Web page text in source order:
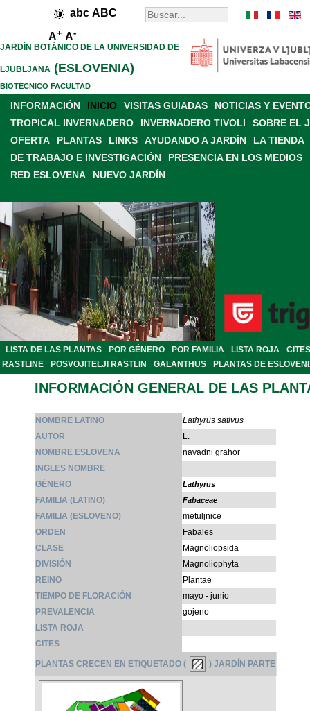
abc ABC
A+ A-
JARDÍN BOTÁNICO DE LA UNIVERSIDAD DE
LJUBLJANA (ESLOVENIA)
BIOTECNICO FACULTAD
INFORMACIÓN INICIO VISITAS GUIADAS
NOTICIAS Y
TROPICAL INVERNADERO
INVERNADERO TIVOLI
SOBRE EL
OFERTA
PLANTAS LINKS AYUDANDO A JARDÍN
LA TIENDA
DE TRABAJO E INVESTIGACIÓN
PRESENCIA EN LOS MEDIOS
RED ESLOVENA
NUEVO JARDÍN
LISTA DE LAS PLANTAS POR GÉNERO POR FAMILIA LISTA ROJA
CITES
RASTLINE
POSVOJITELJI RASTLIN GALANTHUS PLANTAS DE
INFORMACIÓN GENERAL DE LAS
NOMBRE LATINO
Lathyrus sativus
AUTOR
L.
NOMBRE ESLOVENA
navadni grahor
INGLES NOMBRE
GÉNERO
Lathyrus
FAMILIA (LATINO) Fabaceae
FAMILIA (ESLOVENO)
metuljnice
ORDEN
Fabales
CLASE
Magnoliopsida
DIVISIÓN
Magnoliophyta
REINO
Plantae
TIEMPO DE FLORACIÓN
mayo - junio
PREVALENCIA
gojeno
LISTA ROJA
CITES
PLANTAS CRECEN EN ETIQUETADO ( ) JARDÍN PARTE